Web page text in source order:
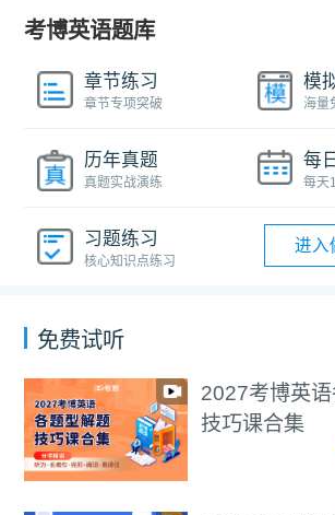
考博英语题库
章节练习
章节专项突破
模
海量
历年真题
真题实战演练
每
每天
习题练习
核心知识点练习
进入
免费试听
2027考博英语各
技巧课合集